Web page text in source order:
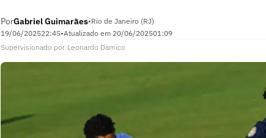
PorGabriel Guimarães•Rio de Janeiro (RJ)
19/06/202522:45•Atualizado em 20/06/202501:09
Supervisionado por Leonardo Damico